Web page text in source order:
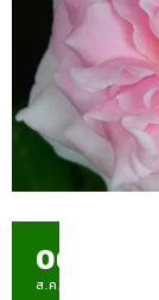
06
ส.ค.